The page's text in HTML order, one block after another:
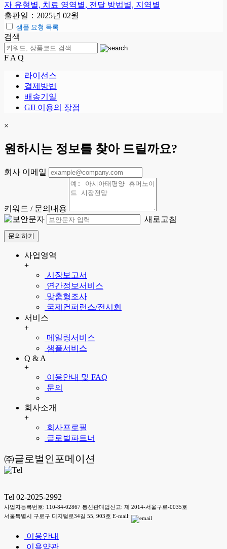
자 유형별, 치료 영역별, 전달 방법별, 지역별
출판일：2025년 02월
샘플 요청 목록
검색
F A Q
라이선스
결제방법
배송기일
GII 이용의 장점
×
원하시는 정보를 찾아 드릴까요?
회사 이메일
키워드 / 문의내용
새로고침
문의하기
사업영역
+
시장보고서
연간정보서비스
맞춤형조사
국제컨퍼런스/전시회
서비스
+
메일링서비스
샘플서비스
Q & A
+
이용안내 및 FAQ
문의
회사소개
+
회사프로필
글로벌파트너
㈜글로벌인포메이션
Tel 02-2025-2992
사업자등록번호: 110-84-02867 통신판매업신고: 제 2014-서울구로-0035호
서울특별시 구로구 디지털로34길 55, 903호 E-mail:
이용안내
이용약관